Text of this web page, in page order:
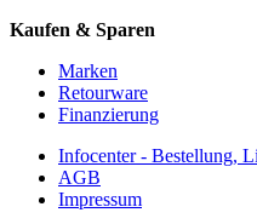
Kaufen & Sparen
Marken
Retourware
Finanzierung
Infocenter - Bestellung,
AGB
Impressum